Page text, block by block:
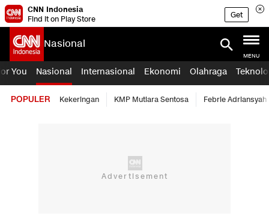
CNN Indonesia
Find it on Play Store
Get
Nasional
MENU
You Nasional Internasional Ekonomi Olahraga
POPULER Kekeringan KMP Mutiara Sentosa Febrie Adriansyah